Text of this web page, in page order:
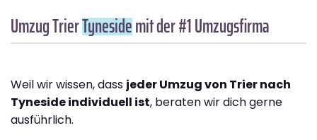
Umzug TrierTynesidemit der #1 Umzugsfirma
Weil wir wissen, dass jeder Umzug von Trier nach
Tyneside individuell ist, beraten wir dich gerne
ausführlich.